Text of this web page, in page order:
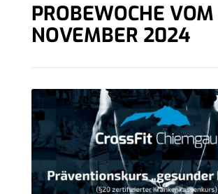
PROBEWOCHE
NOVEMBER 2024